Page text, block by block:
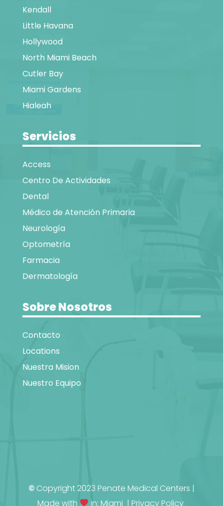
Kendall
Little Havana
Hollywood
North Miami Beach
Cutler Bay
Miami Gardens
Hialeah
Servicios
Access
Centro De Actividades
Dental
Médico de Atención Primaria
Neurología
Optometría
Farmacia
Dermatología
Sobre Nosotros
Contacto
Locations
Nuestra Mision
Nuestro Equipo
© Copyright 2023 Penate Medical Centers |
Made with
in: Miami |Privacy Policy